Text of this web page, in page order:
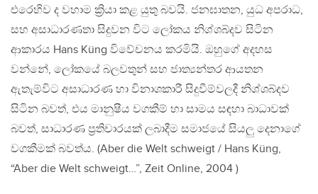
එරෙහිව ද වහාම ක්‍රියා කළ යුතු බවයි. ජනඝාතන, යුධ අපරාධ,
සහ අසාධාරණතා සිදුවන විට ලෝකය නිශ්ශබ්දව සිටින
ආකාරය Hans Küng විවේචනය කරමියි. ඔහුගේ අදහස
වන්නේ, ලෝකයේ බලවතුන් සහ ජාත්‍යන්තර ආයතන
ඇතැම්විට අසාධාරණ හා විනාශකාරී සිදුවීම්වලදී නිශ්ශබ්දව
සිටින බවත්, එය මානුෂීය වගකීම් හා සාමය සඳහා බාධාවක්
බවත්, සාධාරණ ප්‍රතිචාරයක් ලබාදීම සමාජයේ සියලු දෙනාගේ
වගකීමක් බවත්ය. (Aber die Welt schweigt / Hans Küng,
“Aber die Welt schweigt…”, Zeit Online, 2004 )